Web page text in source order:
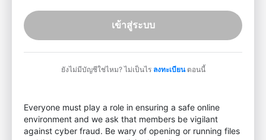
เข้าสู่ระบบ
ยังไม่มีบัญชีใช่ไหม? ไม่เป็นไร ลงทะเบียนตอนนี้
Everyone must play a role in ensuring a safe online
environment and we ask that members be vigilant
against cyber fraud. Be wary of opening or running files